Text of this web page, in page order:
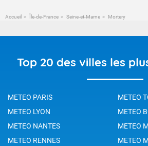
Accueil Île-de-France Seine-et-Marne Mortery
Top 20 des villes les
METEO PARIS
METEO
METEO LYON
METEO
METEO NANTES
METEO
METEO RENNES
METEO